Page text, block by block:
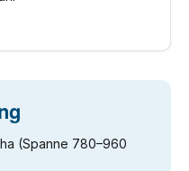
(Spanne 780–960